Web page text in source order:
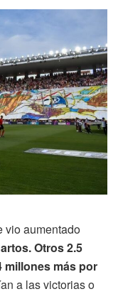
vio aumentado
Otros 2.5
millones más por
a las victorias o